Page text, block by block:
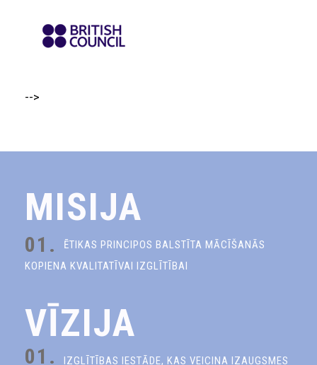
-->
MISIJA
01.
ĒTIKAS PRINCIPOS BALSTĪTA MĀCĪŠANĀS
KOPIENA KVALITATĪVAI IZGLĪTĪBAI
VĪZIJA
01.
IZGLĪTĪBAS IESTĀDE, KAS VEICINA IZAUGSMES